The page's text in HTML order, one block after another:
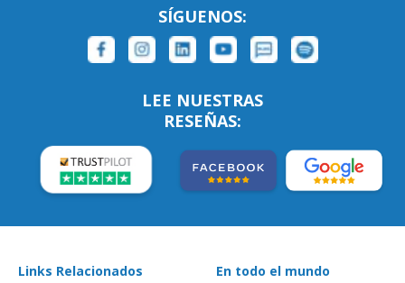
SÍGUENOS:
LEE NUESTRAS
RESEÑAS:
Links Relacionados En todo el mundo